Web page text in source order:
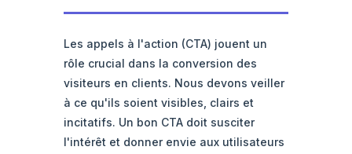
Les appels à l'action (CTA) jouent un
rôle crucial dans la conversion des
visiteurs en clients. Nous devons veiller
à ce qu'ils soient visibles, clairs et
incitatifs. Un bon CTA doit susciter
l'intérêt et donner envie aux utilisateurs